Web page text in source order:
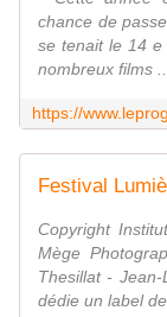
chance de
se tenait le 14 e
nombreux films ...
Festival
Copyright
Mège
Thesillat -
dédie un label